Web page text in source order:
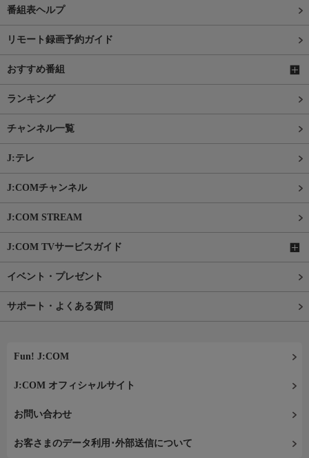
番組表ヘルプ
リモート録画予約ガイド
おすすめ番組
ランキング
チャンネル一覧
J:テレ
J:COMチャンネル
J:COM STREAM
J:COM TVサービスガイド
イベント・プレゼント
サポート・よくある質問
Fun! J:COM
J:COM オフィシャルサイト
お問い合わせ
お客さまのデータ利用･外部送信について